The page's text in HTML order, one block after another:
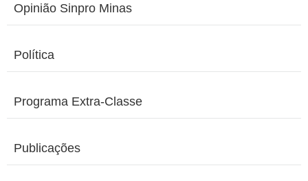
Opinião Sinpro Minas
Política
Programa Extra-Classe
Publicações